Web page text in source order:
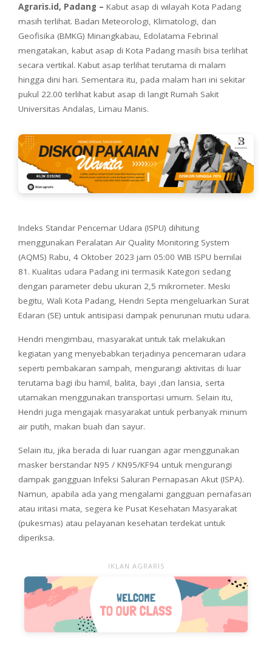
Agraris.id, Padang – Kabut asap di wilayah Kota Padang
masih terlihat. Badan Meteorologi, Klimatologi, dan
Geofisika (BMKG) Minangkabau, Edolatama Febrinal
mengatakan, kabut asap di Kota Padang masih bisa terlihat
secara vertikal. Kabut asap terlihat terutama di malam
hingga dini hari. Sementara itu, pada malam hari ini sekitar
pukul 22.00 terlihat kabut asap di langit Rumah Sakit
Universitas Andalas, Limau Manis.
Indeks Standar Pencemar Udara (ISPU) dihitung
menggunakan Peralatan Air Quality Monitoring System
(AQMS) Rabu, 4 Oktober 2023 jam 05:00 WIB ISPU bernilai
81. Kualitas udara Padang ini termasik Kategori sedang
dengan parameter debu ukuran 2,5 mikrometer. Meski
begitu, Wali Kota Padang, Hendri Septa mengeluarkan Surat
Edaran (SE) untuk antisipasi dampak penurunan mutu udara.
Hendri mengimbau, masyarakat untuk tak melakukan
kegiatan yang menyebabkan terjadinya pencemaran udara
seperti pembakaran sampah, mengurangi aktivitas di luar
terutama bagi ibu hamil, balita, bayi ,dan lansia, serta
utamakan menggunakan transportasi umum. Selain itu,
Hendri juga mengajak masyarakat untuk perbanyak minum
air putih, makan buah dan sayur.
Selain itu, jika berada di luar ruangan agar menggunakan
masker berstandar N95 / KN95/KF94 untuk mengurangi
dampak gangguan Infeksi Saluran Pernapasan Akut (ISPA).
Namun, apabila ada yang mengalami gangguan pernafasan
atau iritasi mata, segera ke Pusat Kesehatan Masyarakat
(pukesmas) atau pelayanan kesehatan terdekat untuk
diperiksa.
IKLAN AGRARIS